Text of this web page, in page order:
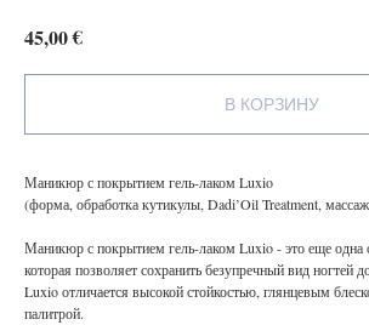
45,00€
В КОРЗИНУ
Маникюр с покрытием гель-лаком Luxio
(форма, обработка кутикулы, Dadi’Oil Treatment,
Маникюр с покрытием гель-лаком Luxio - это еще одна
которая позволяет сохранить безупречный вид ногтей
Luxio отличается высокой стойкостью, глянцевым
палитрой.